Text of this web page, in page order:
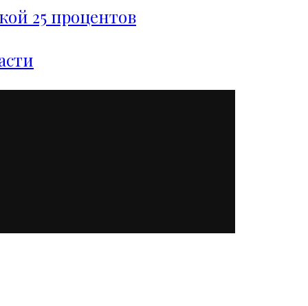
25 процентов